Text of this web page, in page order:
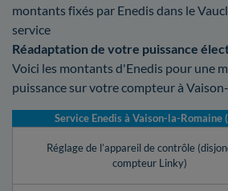
montants fixés par Enedis dans le
service
Réadaptation de votre puissance
Voici les montants d'Enedis pour une
puissance sur votre compteur à
Service Enedis à Vaison-la-Romaine
Réglage de l’appareil de contrôle
compteur Linky)